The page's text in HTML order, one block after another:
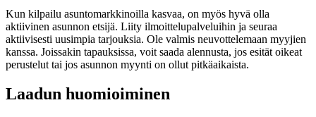
Kun kilpailu asuntomarkkinoilla kasvaa, on myös hyvä olla
aktiivinen asunnon etsijä. Liity ilmoittelupalveluihin ja seuraa
aktiivisesti uusimpia tarjouksia. Ole valmis neuvottelemaan myyjien
kanssa. Joissakin tapauksissa, voit saada alennusta, jos esität oikeat
perustelut tai jos asunnon myynti on ollut pitkäaikaista.
Laadun huomioiminen